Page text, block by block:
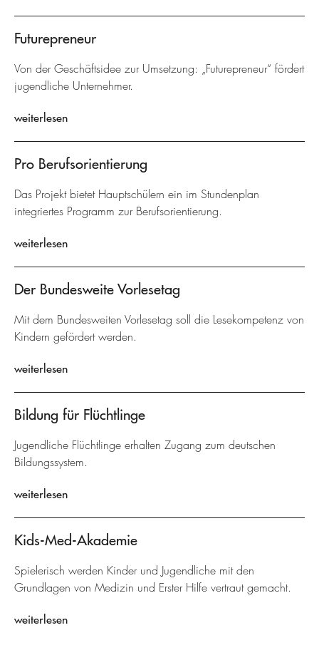
Futurepreneur
Von der Geschäftsidee zur Umsetzung: „Futurepreneur“ fördert
jugendliche Unternehmer.
weiterlesen
Pro Berufsorientierung
Das Projekt bietet Hauptschülern ein im Stundenplan
integriertes Programm zur Berufsorientierung.
weiterlesen
Der Bundesweite Vorlesetag
Mit dem Bundesweiten Vorlesetag soll die Lesekompetenz von
Kindern gefördert werden.
weiterlesen
Bildung für Flüchtlinge
Jugendliche Flüchtlinge erhalten Zugang zum deutschen
Bildungssystem.
weiterlesen
Kids-Med-Akademie
Spielerisch werden Kinder und Jugendliche mit den
Grundlagen von Medizin und Erster Hilfe vertraut gemacht.
weiterlesen